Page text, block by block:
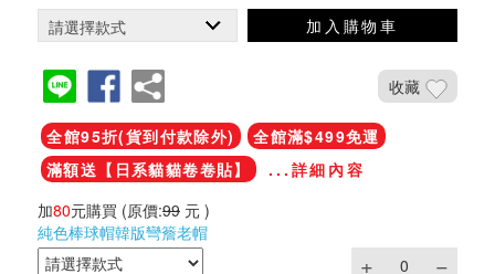
加入購物車
收藏
全館95折(貨到付款除外)
全館滿$499免運
滿額送【日系貓貓卷卷貼】
...詳細內容
加80元購買 (原價:99 元 )
純色棒球帽韓版彎簷老帽